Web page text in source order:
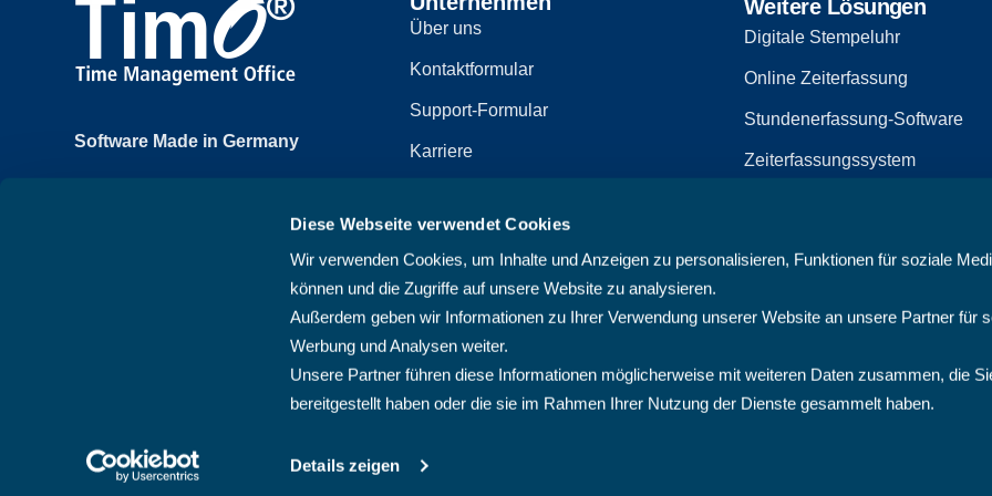
Diese Webseite verwendet Cookies
Wir verwenden Cookies, um Inhalte und Anzeigen zu personalisieren, Funktionen für soziale
können und die Zugriffe auf unsere Website zu analysieren.
Außerdem geben wir Informationen zu Ihrer Verwendung unserer Website an unsere Partner für
Werbung und Analysen weiter.
Unsere Partner führen diese Informationen möglicherweise mit weiteren Daten zusammen, die
bereitgestellt haben oder die sie im Rahmen Ihrer Nutzung der Dienste gesammelt haben.
Details zeigen
Software Made in Germany
61250 Usingen, Deutschland
+49 6081 58600
Über uns
Kontaktformular
Support-Formular
Karriere
Datenschutzerklärung
Sitemap
AGB
Weitere Lösungen
Digitale Stempeluhr
Online Zeiterfassung
Stundenerfassung-Software
Zeiterfassungssystem
PMO-Software
Cloud Projektmanagement-
Projektplanungssoftware